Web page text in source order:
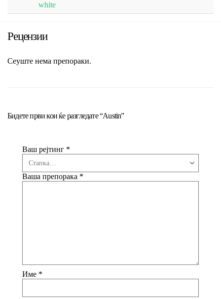
white
Рецензии
Сеуште нема препораки.
Бидете први кои ќе разгледате “Austin”
Ваш рејтинг *
Ваша препорака *
Име *